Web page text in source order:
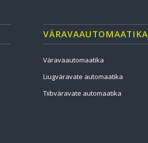
VÄRAVAAUTOMAATIKA
Väravaautomaatika
Liugväravate automaatika
Tiibväravate automaatika